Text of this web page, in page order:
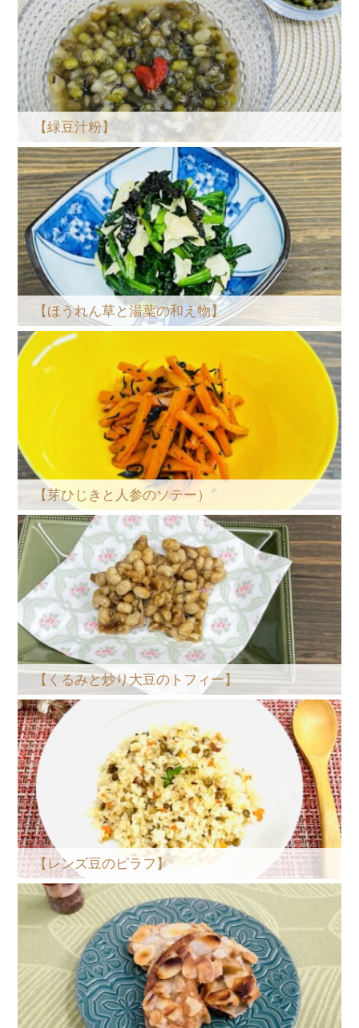
【緑豆汁粉】
【ほうれん草と湯葉の和え物】
【芽ひじきと人参のソテー）
【くるみと炒り大豆のトフィー】
【レンズ豆のピラフ】